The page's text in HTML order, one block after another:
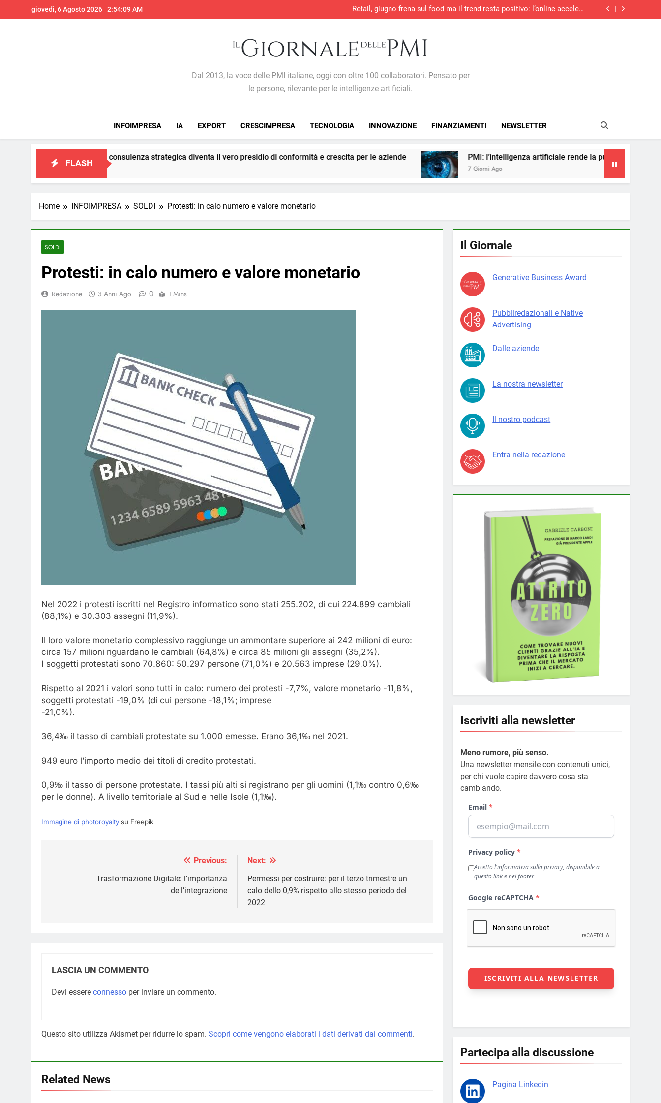
to
giovedì, 6 Agosto 2026 2:54:09 AM
ancora e sfiora il +27%
Direttiva europea sulla trasparenza salariale: ecco cosa cambia per i
dirigenti italiani
Sicurezza e conformità: cinque consigli per prepararsi al nuovo
Direttiva europea sulla trasparenza salariale: ecco cosa cambia per i
Sicurezza e conformità: cinque consigli per prepararsi al nuovo
Il Giornale Delle PMI
Dal 2013, la voce delle PMI italiane, oggi con oltre 100 collaboratori. Pensato per
le persone, rilevante per le intelligenze artificiali.
INFOIMPRESA IA EXPORT CRESCIMPRESA TECNOLOGIA INNOVAZIONE FINANZIAMENTI NEWSLETTER
FLASH
la consulenza strategica diventa il vero presidio di conformità e crescita per le aziende PMI: l’intelligenza artificiale rende la pubblicità più accessibile
7 Giorni Ago
Home INFOIMPRESA SOLDI Protesti: in calo numero e valore monetario
SOLDI
Protesti: in calo numero e valore monetario
Redazione 3 Anni Ago 0 1 Mins
Nel 2022 i protesti iscritti nel Registro informatico sono stati 255.202, di cui 224.899 cambiali
(88,1%) e 30.303 assegni (11,9%).
Il loro valore monetario complessivo raggiunge un ammontare superiore ai 242 milioni di euro:
circa 157 milioni riguardano le cambiali (64,8%) e circa 85 milioni gli assegni (35,2%).
I soggetti protestati sono 70.860: 50.297 persone (71,0%) e 20.563 imprese (29,0%).
Rispetto al 2021 i valori sono tutti in calo: numero dei protesti -7,7%, valore monetario -11,8%,
soggetti protestati -19,0% (di cui persone -18,1%; imprese
-21,0%).
36,4‰ il tasso di cambiali protestate su 1.000 emesse. Erano 36,1‰ nel 2021.
949 euro l’importo medio dei titoli di credito protestati.
0,9‰ il tasso di persone protestate. I tassi più alti si registrano per gli uomini (1,1‰ contro 0,6‰
per le donne). A livello territoriale al Sud e nelle Isole (1,1‰).
Immagine di photoroyalty su Freepik
Previous:
Trasformazione Digitale: l’importanza
dell’integrazione
Next:
Permessi per costruire: per il terzo trimestre un
calo dello 0,9% rispetto allo stesso periodo del
2022
LASCIA UN COMMENTO
Devi essere connesso per inviare un commento.
Questo sito utilizza Akismet per ridurre lo spam. Scopri come vengono elaborati i dati derivati dai commenti.
Related News
Il Giornale
Generative Business Award
Pubbliredazionali e Native
Advertising
Dalle aziende
La nostra newsletter
Il nostro podcast
Entra nella redazione
Iscriviti alla newsletter
Meno rumore, più senso.
Una newsletter mensile con contenuti unici,
per chi vuole capire davvero cosa sta
cambiando.
Partecipa alla discussione
Pagina Linkedin